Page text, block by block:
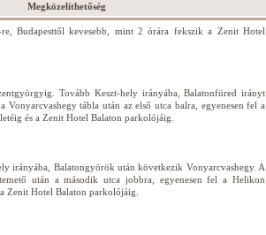
Megközelíthetőség
Budapesttől kevesebb, mint 2 órára fekszik a Zenit Hotel
Tovább Keszt-hely irányába, Balatonfüred irányt
Vonyarcvashegy tábla után az első utca balra, egyenesen fel a
és a Zenit Hotel Balaton parkolójáig.
irányába, Balatongyörök után következik Vonyarcvashegy. A
után a második utca jobbra, egyenesen fel a Helikon
Zenit Hotel Balaton parkolójáig.